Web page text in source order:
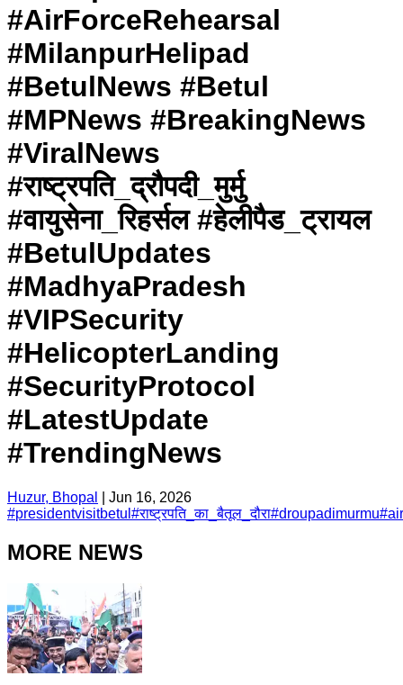
#AirForceRehearsal
#MilanpurHelipad
#BetulNews #Betul
#MPNews #BreakingNews
#ViralNews
#राष्ट्रपति_द्रौपदी_मुर्मु
#वायुसेना_रिहर्सल #हेलीपैड_ट्रायल
#BetulUpdates
#MadhyaPradesh
#VIPSecurity
#HelicopterLanding
#SecurityProtocol
#LatestUpdate
#TrendingNews
Huzur, Bhopal
Jun 16, 2026
#presidentvisitbetul #राष्ट्रपति_का_बैतूल_दौरा#droupadimurmu#
MORE NEWS